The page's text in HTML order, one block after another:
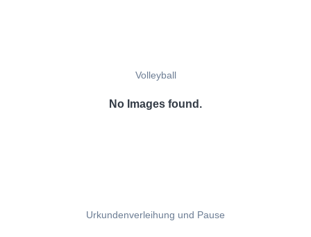
Volleyball
No Images found.
Urkundenverleihung und Pause